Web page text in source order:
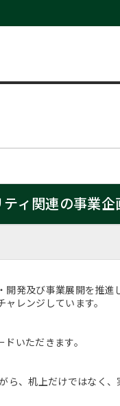
ィ関連の事業
発及び事業展開を推
レンジしています。
いただきます。
ら、机上だけではなく